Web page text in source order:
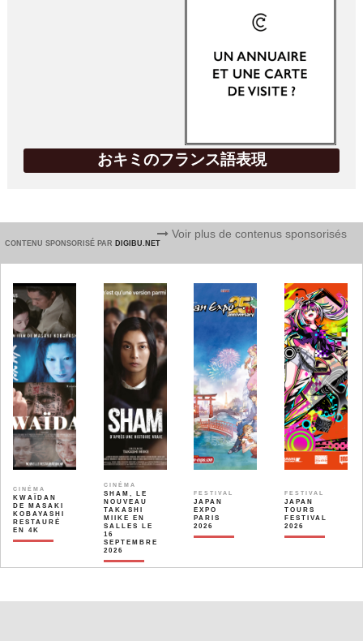
おキミのフランス語表現
CONTENU SPONSORISÉ PAR DIGIBU.NET
Voir plus de contenus sponsorisés
CINÉMA
KWAÏDAN
DE MASAKI
KOBAYASHI
RESTAURÉ
EN 4K
CINÉMA
SHAM, LE
NOUVEAU
TAKASHI
MIIKE EN
SALLES LE
16
SEPTEMBRE
2026
FESTIVAL
JAPAN
EXPO
PARIS
2026
FESTIVAL
JAPAN
TOURS
FESTIVAL
2026